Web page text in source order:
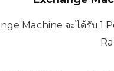
Machine จะได้รับ 1